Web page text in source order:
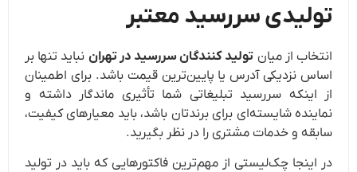
تولیدی سررسید معتبر
انتخاب از میان تولید کنندگان سررسید در تهران نباید تنها بر
اساس نزدیکی آدرس یا پایین‌ترین قیمت باشد. برای اطمینان
از اینکه سررسید تبلیغاتی شما تأثیری ماندگار داشته و
نماینده شایسته‌ای برای برندتان باشد، باید معیارهای کیفیت،
سابقه و خدمات مشتری را در نظر بگیرید.
در اینجا چک‌لیستی از مهم‌ترین فاکتورهایی که باید در تولید